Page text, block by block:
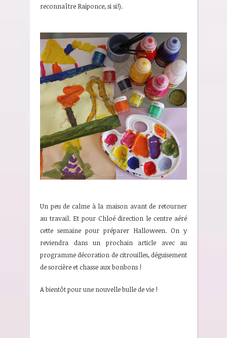
reconnaître Raiponce, si si!).
Un peu de calme à la maison avant de retourner
au travail. Et pour Chloé direction le centre aéré
cette semaine pour préparer Halloween. On y
reviendra dans un prochain article avec au
programme décoration de citrouilles, déguisement
de sorcière et chasse aux bonbons !
A bientôt pour une nouvelle bulle de vie !